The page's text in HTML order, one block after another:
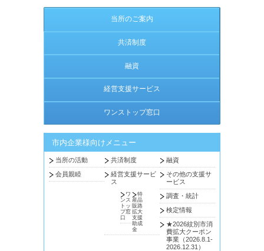
当所のご案内
共済制度
融資
経営支援サービス
ワンストップ窓口
市内企業様向けメニュー
当所の活動 共済制度
融資
会員親睦
経営支援サービ
ス
ワ
ンス
トッ
プ窓
口
特
産品
販路
拡大
支援
助成
金
その他の支援サ
ービス
調査・統計
検定情報
★2026紋別市消
費拡大クーポン
事業（2026.8.1-
2026.12.31）